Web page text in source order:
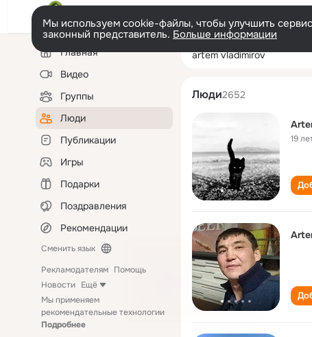
Мы используем cookie-файлы, чтобы улучшить
законный представитель. Больше информации
Левая
колонкаГлавная
Видео
Группы
Люди
Публикации
Игры
Подарки
Поздравления
Рекомендации
Сменить язык
Рекламодателям Помощь
Новости Ещё
Мы применяем
рекомендательные технологии
Подробнее
artem vladimirov
Люди2652
19